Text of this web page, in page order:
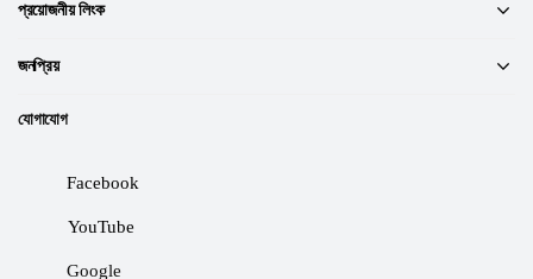
প্রয়োজনীয় লিংক
জনপ্রিয়
যোগাযোগ
Facebook
YouTube
Google